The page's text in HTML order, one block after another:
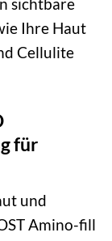
Ihre Haut
Cellulite
für
und
Amino-fill